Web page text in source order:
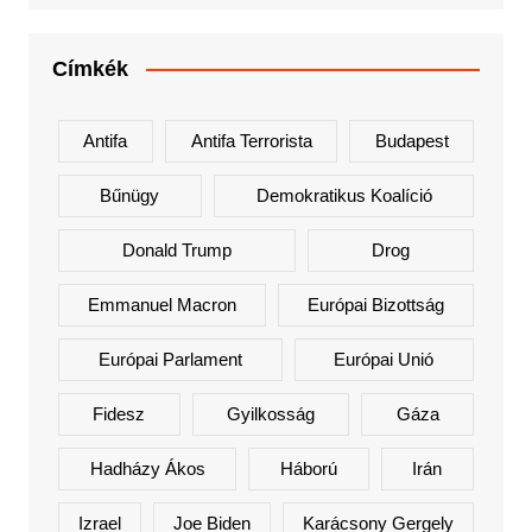
Címkék
Antifa Antifa Terrorista Budapest
Bűnügy Demokratikus Koalíció
Donald Trump Drog
Emmanuel Macron Európai Bizottság
Európai Parlament Európai Unió
Fidesz Gyilkosság Gáza
Hadházy Ákos Háború Irán
Izrael Joe Biden Karácsony Gergely